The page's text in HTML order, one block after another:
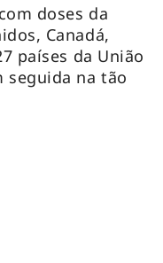
doses da
Canadá,
países da União
seguida na tão